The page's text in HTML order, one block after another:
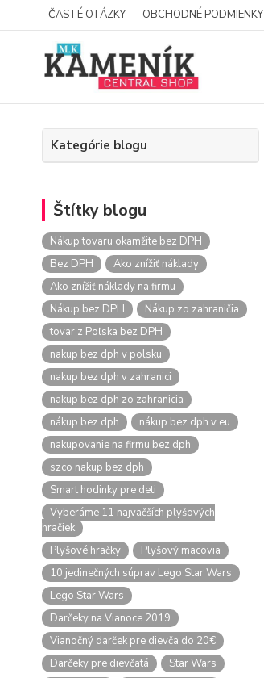
ČASTÉ OTÁZKY OBCHODNÉ PODMIENKY
Kategórie blogu
Štítky blogu
Nákup tovaru okamžite bez DPH
Bez DPH
Ako znížiť náklady
Ako znížiť náklady na firmu
Nákup bez DPH
Nákup zo zahraničia
tovar z Poľska bez DPH
nakup bez dph v polsku
nakup bez dph v zahranici
nakup bez dph zo zahranicia
nákup bez dph
nákup bez dph v eu
nakupovanie na firmu bez dph
szco nakup bez dph
Smart hodinky pre deti
Vyberáme 11 najväčších plyšových
hračiek
Plyšové hračky
Plyšový macovia
10 jedinečných súprav Lego Star Wars
Lego Star Wars
Darčeky na Vianoce 2019
Vianočný darček pre dievča do 20€
Darčeky pre dievčatá
Star Wars